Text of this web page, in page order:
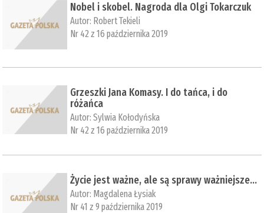
Nobel i skobel. Nagroda dla Olgi Tokarczuk
Autor: Robert Tekieli
Nr 42 z 16 października 2019
Grzeszki Jana Komasy. I do tańca, i do
różańca
Autor:Sylwia Kołodyńska
Nr 42 z 16 października 2019
Życie jest ważne, ale są sprawy ważniejsze…
Autor: Magdalena Łysiak
Nr 41 z 9 października 2019